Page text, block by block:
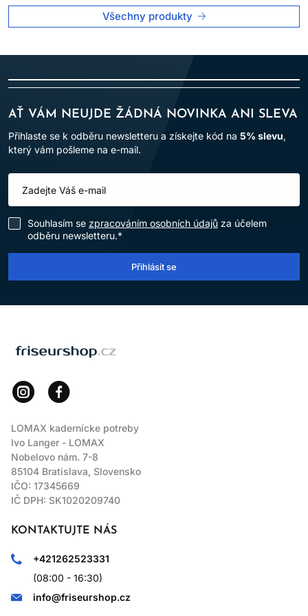
Zabraňte kontaktu s očima. Při zasažení očí je ihned
důkladně vypláchněte vodou.
Uchovávejte mimo dosah dětí.
kadeřnických salonech
Po aplikaci vlasy důkladně opláchněte.
alergických reakcí a zajišťuje bezpečné používání výrobku.
Všechny produkty
AŤ VÁM NEUJDE ŽÁDNÁ NOVINKA ANI SLEVA
Přihlaste se k odběru newsletteru a získejte kód na 5% slevu,
který vám pošleme na e-mail.
Souhlasím se zpracováním osobních údajů za účelem
odběru newsletteru.*
Přihlásit se
LOMAX kadernícke potreby
Ivo Langer - LOMAX
Nobelovo nám. 7-8
85104 Bratislava, Slovensko
IČO: 17345669
IČ DPH: SK1020209740
KONTAKTUJTE NÁS
+421262523331
(08:00 - 16:30)
info@friseurshop.cz